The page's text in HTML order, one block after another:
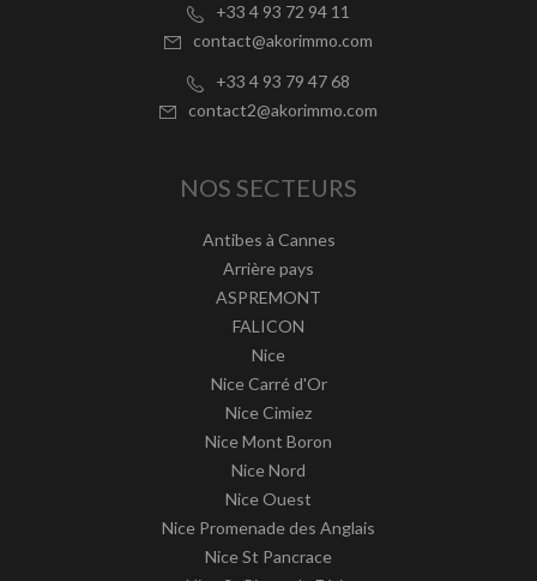
+33 4 93 72 94 11
contact@akorimmo.com
+33 4 93 79 47 68
contact2@akorimmo.com
NOS SECTEURS
Antibes à Cannes
Arrière pays
ASPREMONT
FALICON
Nice
Nice Carré d'Or
Nice Cimiez
Nice Mont Boron
Nice Nord
Nice Ouest
Nice Promenade des Anglais
Nice St Pancrace